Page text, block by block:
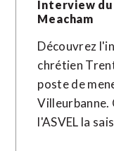
Interview
Meacham
Découvrez
chrétien
poste de
Villeurbanne.
l'ASVEL la